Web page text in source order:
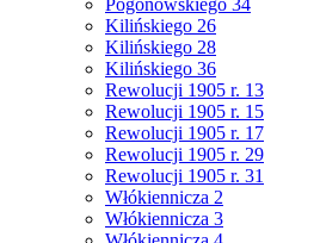
Kilińskiego 26
Kilińskiego 28
Kilińskiego 36
Rewolucji 1905 r. 13
Rewolucji 1905 r. 15
Rewolucji 1905 r. 17
Rewolucji 1905 r. 29
Rewolucji 1905 r. 31
Włókiennicza 2
Włókiennicza 3